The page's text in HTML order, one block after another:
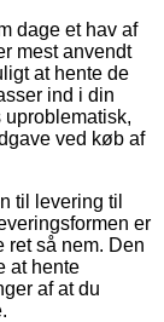
dage et hav af
mest anvendt
at hente de
ind i din
ved køb af
til levering til
er
ret så nem. Den
at hente
af at du